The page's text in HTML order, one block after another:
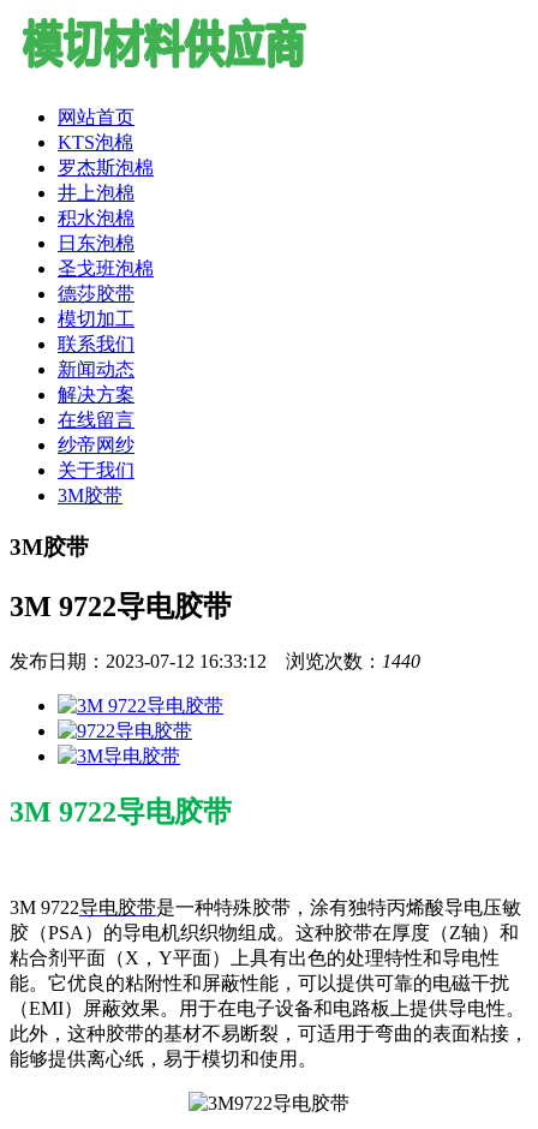
网站首页
KTS泡棉
罗杰斯泡棉
井上泡棉
积水泡棉
日东泡棉
圣戈班泡棉
德莎胶带
模切加工
联系我们
新闻动态
解决方案
在线留言
纱帝网纱
关于我们
3M胶带
3M胶带
3M 9722导电胶带
发布日期：2023-07-12 16:33:12 浏览次数： 1440
3M 9722导电胶带
3M 9722导电胶带是一种特殊胶带，涂有独特丙烯酸导电压敏
胶（PSA）的导电机织织物组成。这种胶带在厚度（Z轴）和
粘合剂平面（X，Y平面）上具有出色的处理特性和导电性
能。它优良的粘附性和屏蔽性能，可以提供可靠的电磁干扰
（EMI）屏蔽效果。用于在电子设备和电路板上提供导电性。
此外，这种胶带的基材不易断裂，可适用于弯曲的表面粘接，
能够提供离心纸，易于模切和使用。